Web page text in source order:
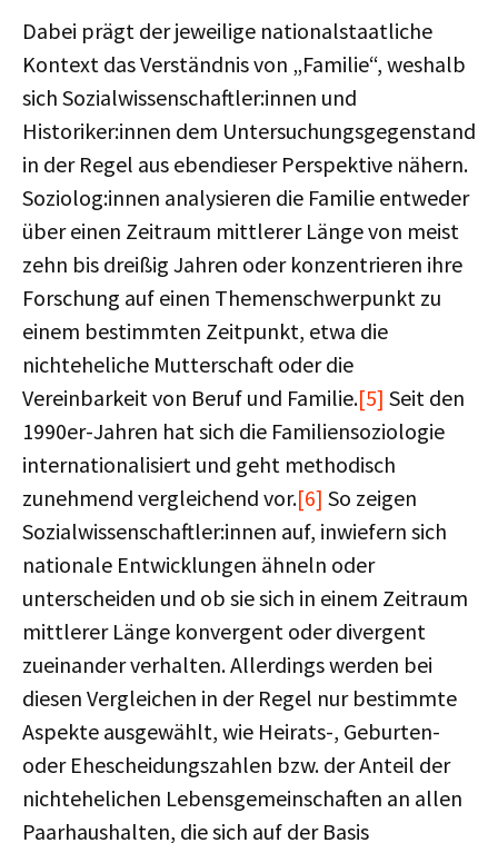
Dabei prägt der jeweilige nationalstaatliche
Kontext das Verständnis von „Familie“, weshalb
sich Sozialwissenschaftler:innen und
Historiker:innen dem Untersuchungsgegenstand
in der Regel aus ebendieser Perspektive nähern.
Soziolog:innen analysieren die Familie entweder
über einen Zeitraum mittlerer Länge von meist
zehn bis dreißig Jahren oder konzentrieren ihre
Forschung auf einen Themenschwerpunkt zu
einem bestimmten Zeitpunkt, etwa die
nichteheliche Mutterschaft oder die
Vereinbarkeit von Beruf und Familie.[5] Seit den
1990er-Jahren hat sich die Familiensoziologie
internationalisiert und geht methodisch
zunehmend vergleichend vor.[6] So zeigen
Sozialwissenschaftler:innen auf, inwiefern sich
nationale Entwicklungen ähneln oder
unterscheiden und ob sie sich in einem Zeitraum
mittlerer Länge konvergent oder divergent
zueinander verhalten. Allerdings werden bei
diesen Vergleichen in der Regel nur bestimmte
Aspekte ausgewählt, wie Heirats-, Geburten-
oder Ehescheidungszahlen bzw. der Anteil der
nichtehelichen Lebensgemeinschaften an allen
Paarhaushalten, die sich auf der Basis